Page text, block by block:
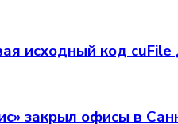
исходный код
закрыл офисы в